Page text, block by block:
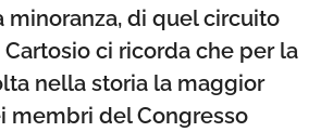
minoranza, di quel circuito
ci ricorda che per la
nella storia la maggior
membri del Congresso